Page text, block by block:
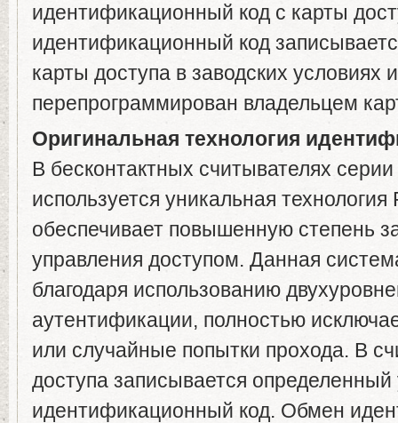
идентификационный код с карты
идентификационный код
карты доступа в заводских условиях
перепрограммирован владельцем
Оригинальная технология
В бесконтактных считывателях
используется уникальная
обеспечивает повышенную степень
управления доступом. Данная
благодаря использованию
аутентификации, полностью
или случайные попытки прохода. В
доступа записывается
идентификационный код. Обмен